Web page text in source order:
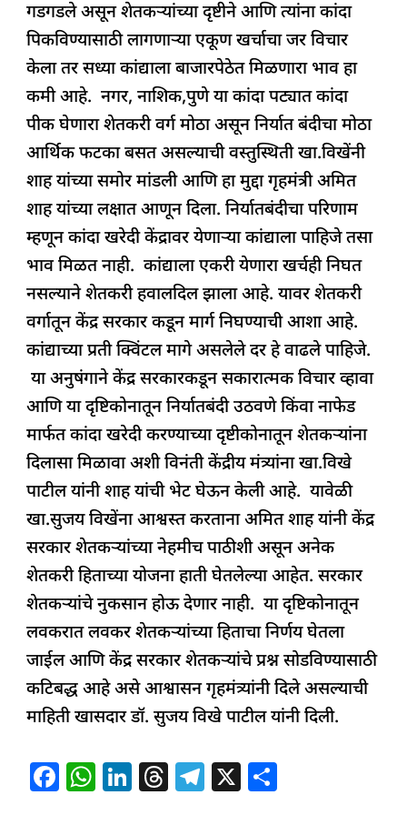
गडगडले असून शेतकऱ्यांच्या दृष्टीने आणि त्यांना कांदा
पिकविण्यासाठी लागणाऱ्या एकूण खर्चाचा जर विचार
केला तर सध्या कांद्याला बाजारपेठेत मिळणारा भाव हा
कमी आहे. नगर, नाशिक,पुणे या कांदा पट्यात कांदा
पीक घेणारा शेतकरी वर्ग मोठा असून निर्यात बंदीचा मोठा
आर्थिक फटका बसत असल्याची वस्तुस्थिती खा.विखेंनी
शाह यांच्या समोर मांडली आणि हा मुद्दा गृहमंत्री अमित
शाह यांच्या लक्षात आणून दिला. निर्यातबंदीचा परिणाम
म्हणून कांदा खरेदी केंद्रावर येणाऱ्या कांद्याला पाहिजे तसा
भाव मिळत नाही. कांद्याला एकरी येणारा खर्चही निघत
नसल्याने शेतकरी हवालदिल झाला आहे. यावर शेतकरी
वर्गातून केंद्र सरकार कडून मार्ग निघण्याची आशा आहे.
कांद्याच्या प्रती क्विंटल मागे असलेले दर हे वाढले पाहिजे.
या अनुषंगाने केंद्र सरकारकडून सकारात्मक विचार व्हावा
आणि या दृष्टिकोनातून निर्यातबंदी उठवणे किंवा नाफेड
मार्फत कांदा खरेदी करण्याच्या दृष्टीकोनातून शेतकऱ्यांना
दिलासा मिळावा अशी विनंती केंद्रीय मंत्र्यांना खा.विखे
पाटील यांनी शाह यांची भेट घेऊन केली आहे. यावेळी
खा.सुजय विखेंना आश्वस्त करताना अमित शाह यांनी केंद्र
सरकार शेतकऱ्यांच्या नेहमीच पाठीशी असून अनेक
शेतकरी हिताच्या योजना हाती घेतलेल्या आहेत. सरकार
शेतकऱ्यांचे नुकसान होऊ देणार नाही. या दृष्टिकोनातून
लवकरात लवकर शेतकऱ्यांच्या हिताचा निर्णय घेतला
जाईल आणि केंद्र सरकार शेतकऱ्यांचे प्रश्न सोडविण्यासाठी
कटिबद्ध आहे असे आश्वासन गृहमंत्र्यांनी दिले असल्याची
माहिती खासदार डॉ. सुजय विखे पाटील यांनी दिली.
F W Li T T X